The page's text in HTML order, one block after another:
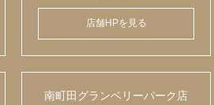
店舗HPを見る
南町田グランベリーパーク店